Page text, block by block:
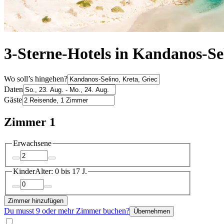
3-Sterne-Hotels in Kandanos-
Wo soll’s hingehen?
Daten
Gäste
Zimmer 1
Erwachsene
KinderAlter: 0 bis 17 J.
Zimmer hinzufügen
Du musst 9 oder mehr Zimmer buchen? Übernehmen